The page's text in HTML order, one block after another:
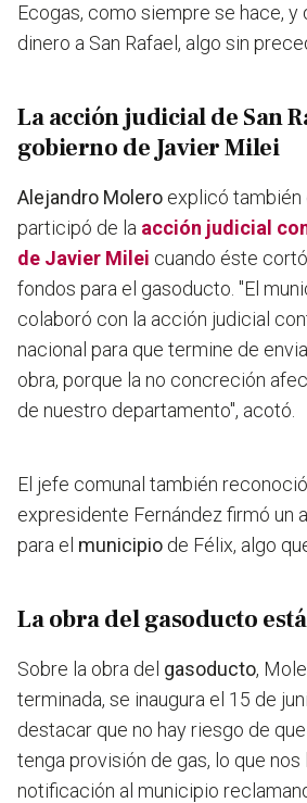
Ecogas, como siempre se hace, y
dinero a San Rafael, algo sin
La acción judicial de San
gobierno de Javier Milei
Alejandro Molero explicó también
participó de la acción judicial
de Javier Milei cuando éste
fondos para el gasoducto. "El
colaboró con la acción judicial
nacional para que termine de
obra, porque la no concreción
de nuestro departamento", acotó.
El jefe comunal también
expresidente Fernández firmó un
para el municipio de Félix, algo
La obra del gasoducto
Sobre la obra del gasoducto,
terminada, se inaugura el 15 de
destacar que no hay riesgo de que
tenga provisión de gas, lo que nos
notificación al municipio